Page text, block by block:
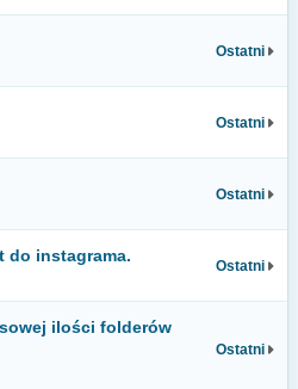
Ostatni
Ostatni
Ostatni
do instagrama.
Ostatni
ilości folderów
Ostatni